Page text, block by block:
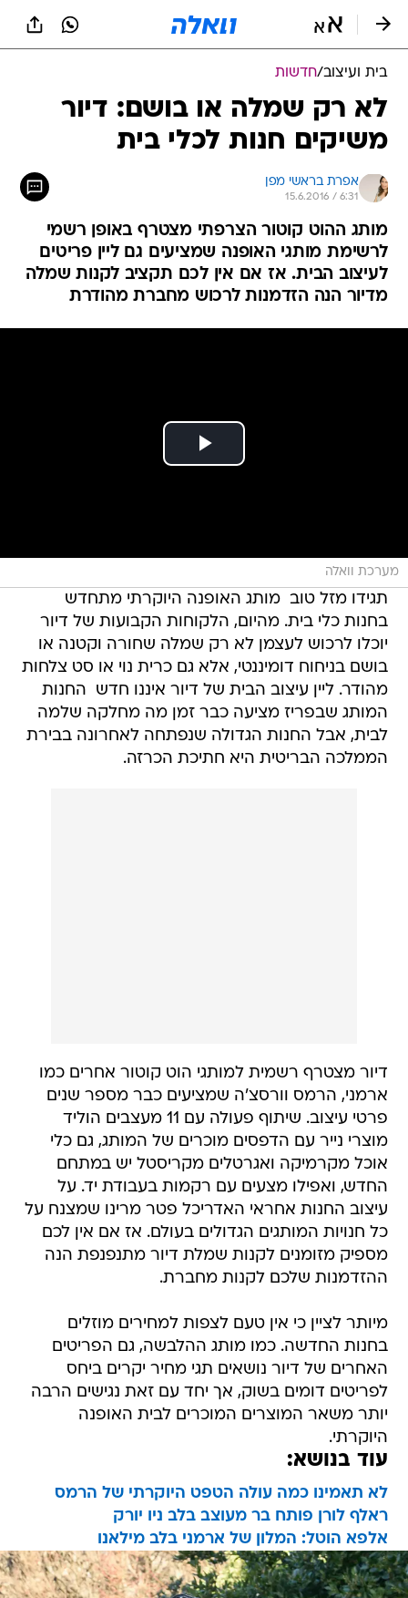
בית ועיצוב/חדשות
לא רק שמלה או בושם: דיור
משיקים חנות לכלי בית
אפרת בראשי מפן
15.6.2016 / 6:31
מותג ההוט קוטור הצרפתי מצטרף באופן רשמי
לרשימת מותגי האופנה שמציעים גם ליין פריטים
לעיצוב הבית. אז אם אין לכם תקציב לקנות שמלה
מדיור הנה הזדמנות לרכוש מחברת מהודרת
מערכת וואלה
תגידו מזל טוב  מותג האופנה היוקרתי מתחדש
בחנות כלי בית. מהיום, הלקוחות הקבועות של דיור
יוכלו לרכוש לעצמן לא רק שמלה שחורה וקטנה או
בושם בניחוח דומיננטי, אלא גם כרית נוי או סט צלחות
מהודר. ליין עיצוב הבית של דיור איננו חדש  החנות
המותג שבפריז מציעה כבר זמן מה מחלקה שלמה
לבית, אבל החנות הגדולה שנפתחה לאחרונה בבירת
הממלכה הבריטית היא חתיכת הכרזה.
דיור מצטרף רשמית למותגי הוט קוטור אחרים כמו
ארמני, הרמס וורסצ'ה שמציעים כבר מספר שנים
פרטי עיצוב. שיתוף פעולה עם 11 מעצבים הוליד
מוצרי נייר עם הדפסים מוכרים של המותג, גם כלי
אוכל מקרמיקה ואגרטלים מקריסטל יש במתחם
החדש, ואפילו מצעים עם רקמות בעבודת יד. על
עיצוב החנות אחראי האדריכל פטר מרינו שמצנח על
כל חנויות המותגים הגדולים בעולם. אז אם אין לכם
מספיק מזומנים לקנות שמלת דיור מתנפנפת הנה
ההזדמנות שלכם לקנות מחברת.
מיותר לציין כי אין טעם לצפות למחירים מוזלים
בחנות החדשה. כמו מותג ההלבשה, גם הפריטים
האחרים של דיור נושאים תגי מחיר יקרים ביחס
לפריטים דומים בשוק, אך יחד עם זאת נגישים הרבה
יותר משאר המוצרים המוכרים לבית האופנה
היוקרתי.
עוד בנושא:
לא תאמינו כמה עולה הטפט היוקרתי של הרמס
ראלף לורן פותח בר מעוצב בלב ניו יורק
אלפא הוטל: המלון של ארמני בלב מילאנו